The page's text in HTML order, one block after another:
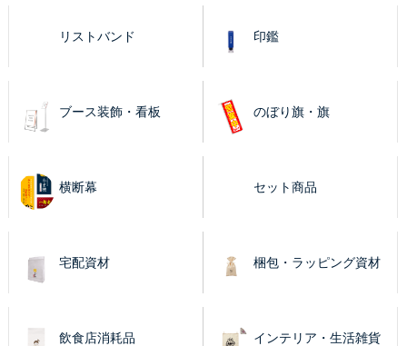
リストバンド 印鑑
ブース装飾・看板 のぼり旗・旗
横断幕 セット商品
宅配資材 梱包・ラッピング資材
飲食店消耗品 インテリア・生活雑貨